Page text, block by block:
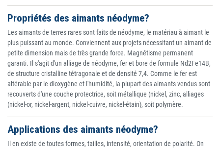
Propriétés des aimants néodyme?
Les aimants de terres rares sont faits de néodyme, le matériau à aimant le
plus puissant au monde. Conviennent aux projets nécessitant un aimant de
petite dimension mais de très grande force. Magnétisme permanent
garanti. Il s'agit d'un alliage de néodyme, fer et bore de formule Nd2Fe14B,
de structure cristalline tétragonale et de densité 7,4. Comme le fer est
altérable par le dioxygène et l'humidité, la plupart des aimants vendus sont
recouverts d'une couche protectrice, soit métallique (nickel, zinc, alliages
(nickel-or, nickel-argent, nickel-cuivre, nickel-étain), soit polymère.
Applications des aimants néodyme?
Il en existe de toutes formes, tailles, intensité, orientation de polarité. On